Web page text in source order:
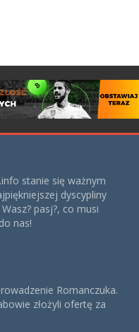
stanie się ważnym
dyscypliny
pasj?, co musi
nas!
Romanczuka.
złożyli ofertę za